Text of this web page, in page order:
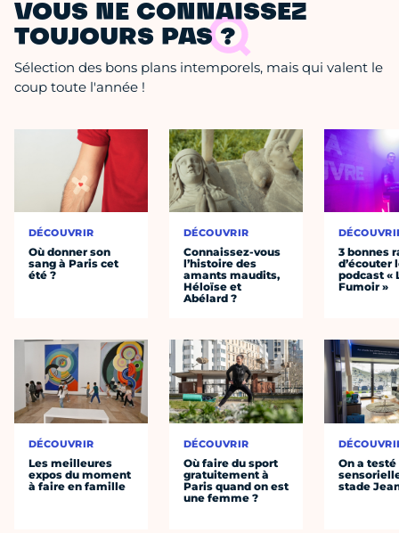
VOUS NE CONNAISSEZ
TOUJOURS PAS ?
Sélection des bons plans intemporels, mais qui valent le
coup toute l'année !
DÉCOUVRIR
Où donner son
sang à Paris cet
été ?
DÉCOUVRIR
Les meilleures
expos du moment
à faire en famille
DÉCOUVRIR
Connaissez-vous
l’histoire des
amants maudits,
Héloïse et
Abélard ?
DÉCOUVRIR
Où faire du sport
gratuitement à
Paris quand on est
une femme ?
3 bonnes
d’écouter
podcast «
Fumoir »
On a
stade